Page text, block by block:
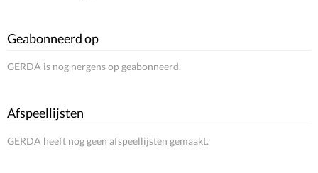
Geabonneerd op
GERDA is nog nergens op geabonneerd.
Afspeellijsten
GERDA heeft nog geen afspeellijsten gemaakt.